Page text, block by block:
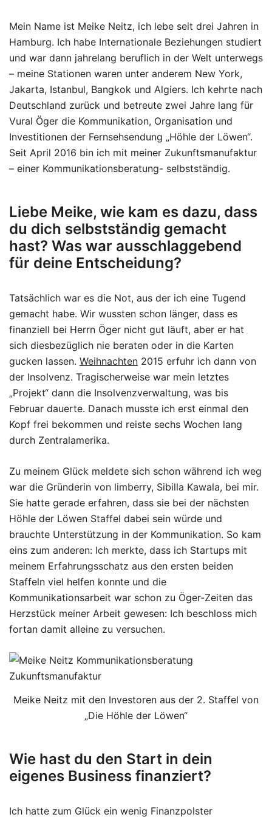
Mein Name ist Meike Neitz, ich lebe seit drei Jahren in
Hamburg. Ich habe Internationale Beziehungen studiert
und war dann jahrelang beruflich in der Welt unterwegs
– meine Stationen waren unter anderem New York,
Jakarta, Istanbul, Bangkok und Algiers. Ich kehrte nach
Deutschland zurück und betreute zwei Jahre lang für
Vural Öger die Kommunikation, Organisation und
Investitionen der Fernsehsendung „Höhle der Löwen“.
Seit April 2016 bin ich mit meiner Zukunftsmanufaktur
– einer Kommunikationsberatung- selbstständig.
Liebe Meike, wie kam es dazu, dass
du dich selbstständig gemacht
hast? Was war ausschlaggebend
für deine Entscheidung?
Tatsächlich war es die Not, aus der ich eine Tugend
gemacht habe. Wir wussten schon länger, dass es
finanziell bei Herrn Öger nicht gut läuft, aber er hat
sich diesbezüglich nie beraten oder in die Karten
gucken lassen. Weihnachten 2015 erfuhr ich dann von
der Insolvenz. Tragischerweise war mein letztes
„Projekt“ dann die Insolvenzverwaltung, was bis
Februar dauerte. Danach musste ich erst einmal den
Kopf frei bekommen und reiste sechs Wochen lang
durch Zentralamerika.
Zu meinem Glück meldete sich schon während ich weg
war die Gründerin von limberry, Sibilla Kawala, bei mir.
Sie hatte gerade erfahren, dass sie bei der nächsten
Höhle der Löwen Staffel dabei sein würde und
brauchte Unterstützung in der Kommunikation. So kam
eins zum anderen: Ich merkte, dass ich Startups mit
meinem Erfahrungsschatz aus den ersten beiden
Staffeln viel helfen konnte und die
Kommunikationsarbeit war schon zu Öger-Zeiten das
Herzstück meiner Arbeit gewesen: Ich beschloss mich
fortan damit alleine zu versuchen.
Meike Neitz mit den Investoren aus der 2. Staffel von
„Die Höhle der Löwen“
Wie hast du den Start in dein
eigenes Business finanziert?
Ich hatte zum Glück ein wenig Finanzpolster